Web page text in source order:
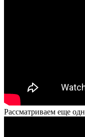
Рассматриваем еще